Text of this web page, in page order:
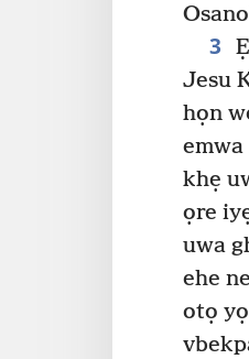
3
Jesu
họn
khẹ
ọre
uwa
ehe
otọ